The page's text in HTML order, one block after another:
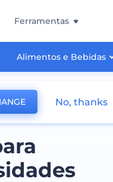
Alimentos e Bebidas
Ferramentas
No, thanks